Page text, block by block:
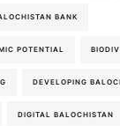
BANK
POTENTIAL
DEVELOPING
DIGITAL BALOCHISTAN